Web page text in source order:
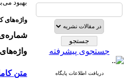
جستجوی پیشرفته
دریافت اطلاعات پایگاه
بهبود
واژه‌های
شماره‌ی
متن